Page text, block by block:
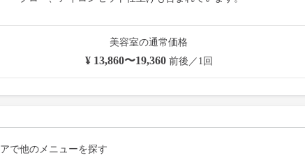
美容室の通常価格
¥ 13,860〜19,360前後／1回
で他のメニューを探す